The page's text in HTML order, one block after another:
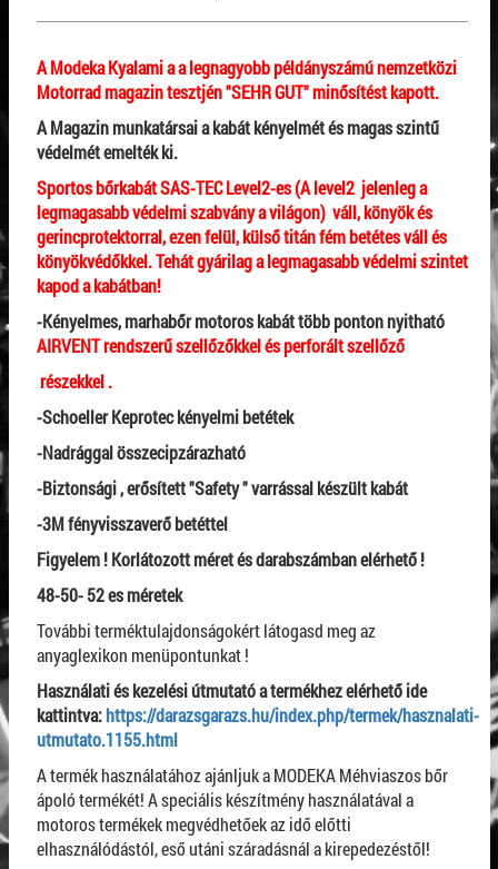
A Modeka Kyalami a a legnagyobb példányszámú nemzetközi
Motorrad magazin tesztjén "SEHR GUT" minősítést kapott.
A Magazin munkatársai a kabát kényelmét és magas szintű
védelmét emelték ki.
Sportos bőrkabát SAS-TEC Level2-es (A level2 jelenleg a
legmagasabb védelmi szabvány a világon) váll, könyök és
gerincprotektorral, ezen felül, külső titán fém betétes váll és
könyökvédőkkel. Tehát gyárilag a legmagasabb védelmi szintet
kapod a kabátban!
-Kényelmes, marhabőr motoros kabát több ponton nyitható
AIRVENT rendszerű szellőzőkkel és perforált szellőző
részekkel .
-Schoeller Keprotec kényelmi betétek
-Nadrággal összecipzárazható
-Biztonsági , erősített "Safety " varrással készült kabát
-3M fényvisszaverő betéttel
Figyelem ! Korlátozott méret és darabszámban elérhető !
48-50- 52 es méretek
További terméktulajdonságokért látogasd meg az
anyaglexikon menüpontunkat !
Használati és kezelési útmutató a termékhez elérhető ide
kattintva:https://darazsgarazs.hu/index.php/termek/hasznalati-
utmutato.1155.html
A termék használatához ajánljuk a MODEKA Méhviaszos bőr
ápoló termékét! A speciális készítmény használatával a
motoros termékek megvédhetőek az idő előtti
elhasználódástól, eső utáni száradásnál a kirepedezéstől!